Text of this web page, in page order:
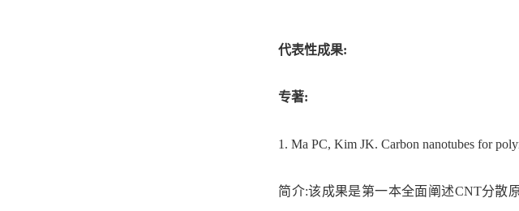
代表性成果:
专著:
1.Ma PC, Kim JK. Carbonnanotubes for
简介:该成果是第一本全面阐述CNT分散